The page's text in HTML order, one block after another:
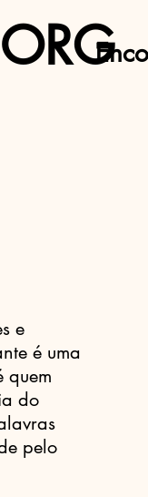
e
é uma
quem
do
pelo